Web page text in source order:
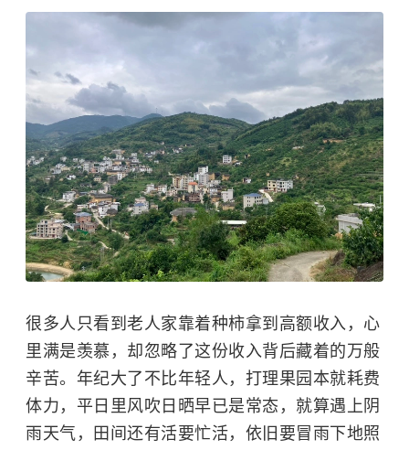
很多人只看到老人家靠着种柿拿到高额收入，心
里满是羡慕，却忽略了这份收入背后藏着的万般
辛苦。年纪大了不比年轻人，打理果园本就耗费
体力，平日里风吹日晒早已是常态，就算遇上阴
雨天气，田间还有活要忙活，依旧要冒雨下地照